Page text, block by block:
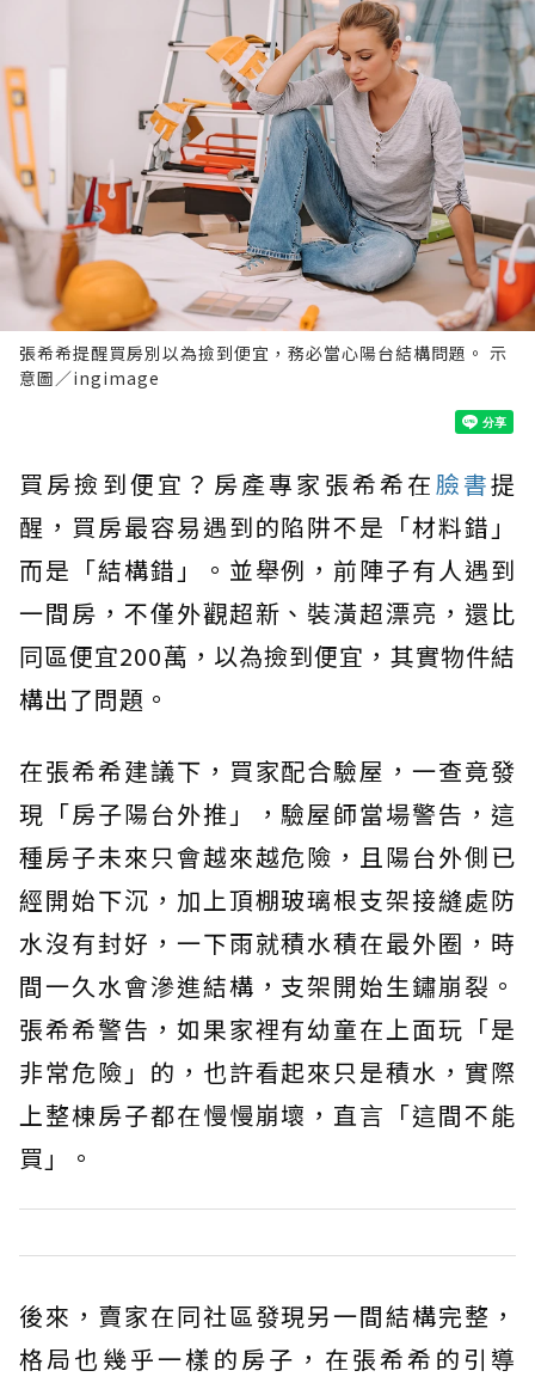
張希希提醒買房別以為撿到便宜，務必當心陽台結構問題。 示
意圖／ingimage
買房撿到便宜？房產專家張希希在臉書提
醒，買房最容易遇到的陷阱不是「材料錯」
而是「結構錯」。並舉例，前陣子有人遇到
一間房，不僅外觀超新、裝潢超漂亮，還比
同區便宜200萬，以為撿到便宜，其實物件結
構出了問題。
在張希希建議下，買家配合驗屋，一查竟發
現「房子陽台外推」，驗屋師當場警告，這
種房子未來只會越來越危險，且陽台外側已
經開始下沉，加上頂棚玻璃根支架接縫處防
水沒有封好，一下雨就積水積在最外圈，時
間一久水會滲進結構，支架開始生鏽崩裂。
張希希警告，如果家裡有幼童在上面玩「是
非常危險」的，也許看起來只是積水，實際
上整棟房子都在慢慢崩壞，直言「這間不能
買」。
後來，賣家在同社區發現另一間結構完整，
格局也幾乎一樣的房子，在張希希的引導